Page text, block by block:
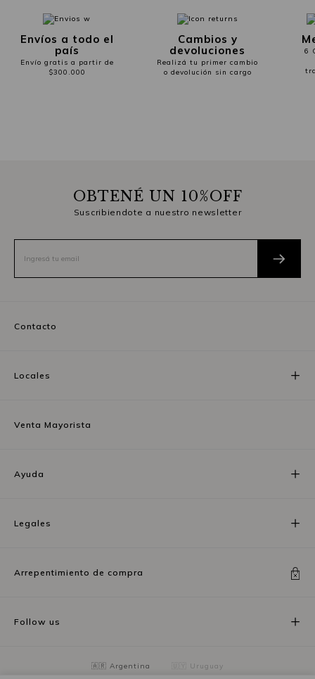
Envíos a todo el
país
Envío gratis a partir de
$300.000
Cambios y
devoluciones
Realizá tu primer cambio
o devolución sin cargo
6
OBTENÉ UN 10%OFF
Suscribiendote a nuestro newsletter
Contacto
Locales
Venta Mayorista
Ayuda
Legales
Arrepentimiento de compra
Follow us
🇦🇷 Argentina 🇺🇾 Uruguay